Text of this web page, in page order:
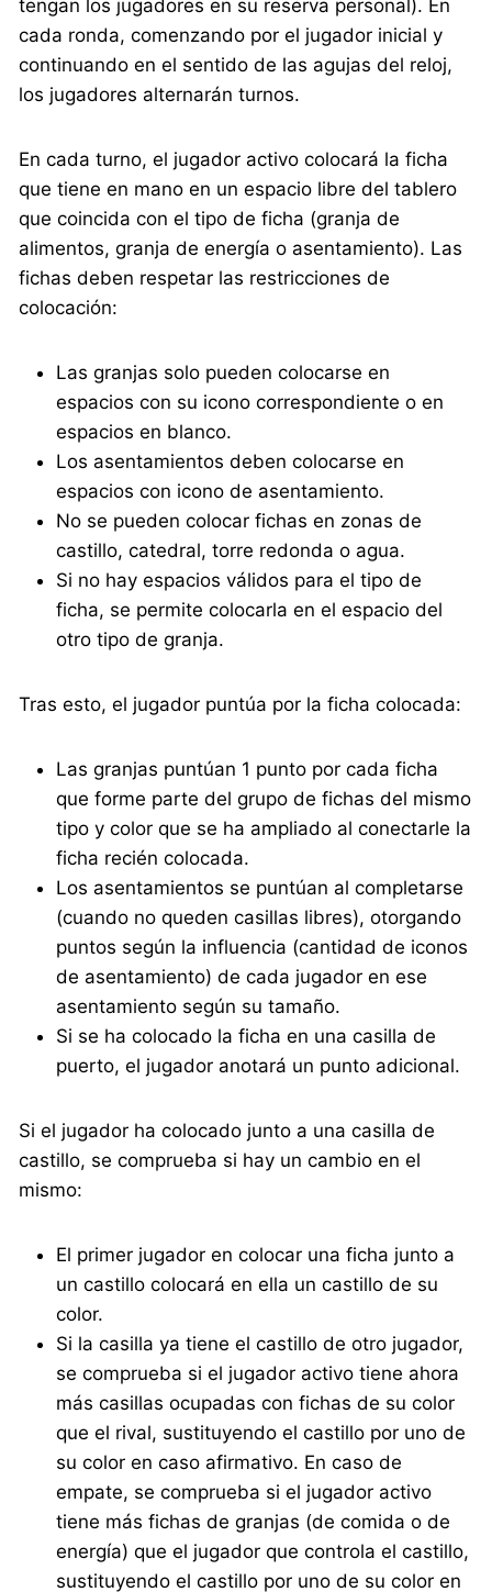
tengan los jugadores en su reserva personal). En
cada ronda, comenzando por el jugador inicial y
continuando en el sentido de las agujas del reloj,
los jugadores alternarán turnos.
En cada turno, el jugador activo colocará la ficha
que tiene en mano en un espacio libre del tablero
que coincida con el tipo de ficha (granja de
alimentos, granja de energía o asentamiento). Las
fichas deben respetar las restricciones de
colocación:
Las granjas solo pueden colocarse en
espacios con su icono correspondiente o en
espacios en blanco.
Los asentamientos deben colocarse en
espacios con icono de asentamiento.
No se pueden colocar fichas en zonas de
castillo, catedral, torre redonda o agua.
Si no hay espacios válidos para el tipo de
ficha, se permite colocarla en el espacio del
otro tipo de granja.
Tras esto, el jugador puntúa por la ficha colocada:
Las granjas puntúan 1 punto por cada ficha
que forme parte del grupo de fichas del mismo
tipo y color que se ha ampliado al conectarle la
ficha recién colocada.
Los asentamientos se puntúan al completarse
(cuando no queden casillas libres), otorgando
puntos según la influencia (cantidad de iconos
de asentamiento) de cada jugador en ese
asentamiento según su tamaño.
Si se ha colocado la ficha en una casilla de
puerto, el jugador anotará un punto adicional.
Si el jugador ha colocado junto a una casilla de
castillo, se comprueba si hay un cambio en el
mismo:
El primer jugador en colocar una ficha junto a
un castillo colocará en ella un castillo de su
color.
Si la casilla ya tiene el castillo de otro jugador,
se comprueba si el jugador activo tiene ahora
más casillas ocupadas con fichas de su color
que el rival, sustituyendo el castillo por uno de
su color en caso afirmativo. En caso de
empate, se comprueba si el jugador activo
tiene más fichas de granjas (de comida o de
energía) que el jugador que controla el castillo,
sustituyendo el castillo por uno de su color en